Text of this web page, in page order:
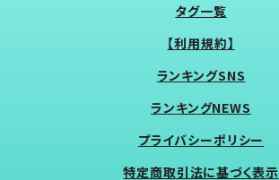
タグ一覧
【利用規約】
ランキングSNS
ランキングNEWS
プライバシーポリシー
特定商取引法に基づく表示